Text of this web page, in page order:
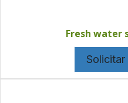
Fresh water